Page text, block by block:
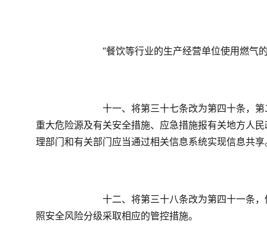
“餐饮等行业的生产经营单位使用燃气
十一、将第三十七条改为第四十条，第
重大危险源及有关安全措施、应急措施报有关地方人
理部门和有关部门应当通过相关信息系统实现信息共享
十二、将第三十八条改为第四十一条，
照安全风险分级采取相应的管控措施。